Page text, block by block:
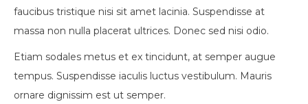
faucibus tristique nisi sit amet lacinia. Suspendisse at
massa non nulla placerat ultrices. Donec sed nisi odio.
Etiam sodales metus et ex tincidunt, at semper augue
tempus. Suspendisse iaculis luctus vestibulum. Mauris
ornare dignissim est ut semper.